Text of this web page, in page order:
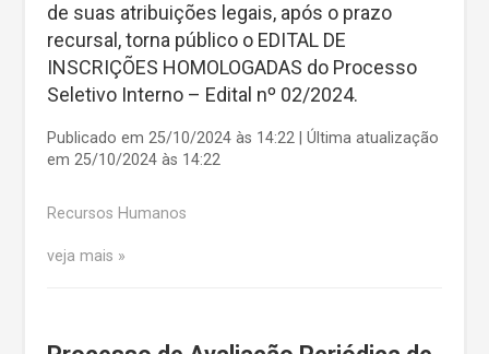
de suas atribuições legais, após o prazo
recursal, torna público o EDITAL DE
INSCRIÇÕES HOMOLOGADAS do Processo
Seletivo Interno – Edital nº 02/2024.
Publicado em 25/10/2024 às 14:22 | Última atualização
em 25/10/2024 às 14:22
Recursos Humanos
veja mais